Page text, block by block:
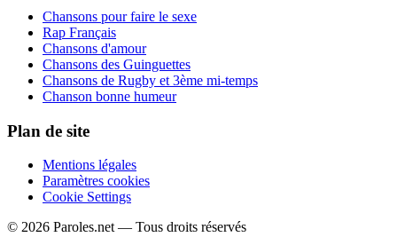
Chansons pour faire le sexe
Rap Français
Chansons d'amour
Chansons des Guinguettes
Chansons de Rugby et 3ème mi-temps
Chanson bonne humeur
Plan de site
Mentions légales
Paramètres cookies
Cookie Settings
© 2026 Paroles.net — Tous droits réservés